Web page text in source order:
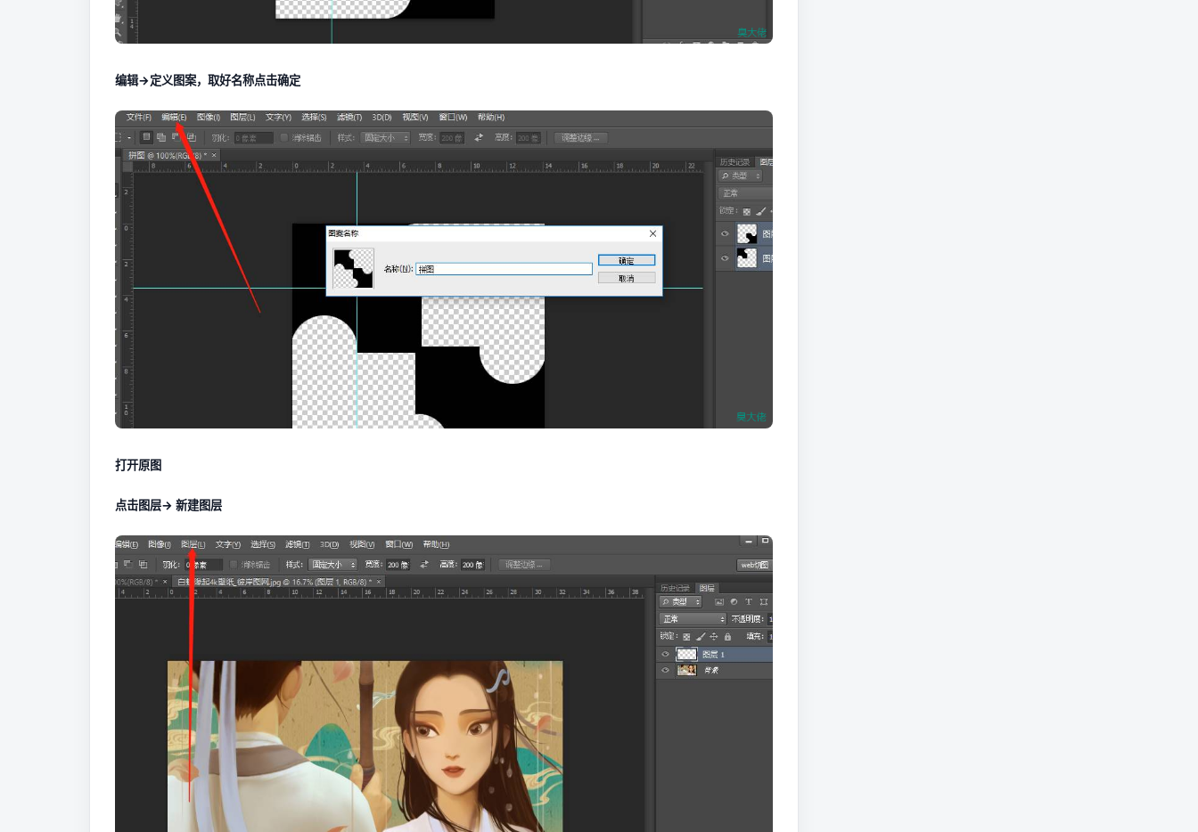
编辑->定义图案，取好名称点击确定
打开原图
点击图层-> 新建图层